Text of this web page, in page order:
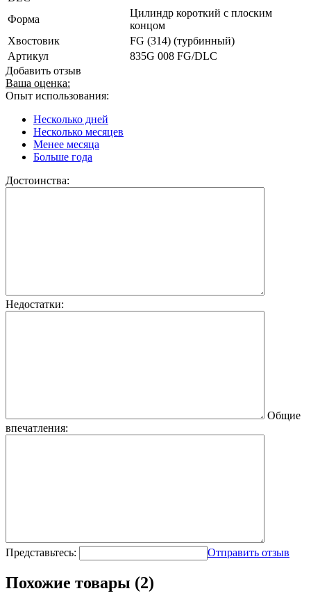
Форма
Цилиндр короткий с плоским
концом
Хвостовик
FG (314) (турбинный)
Артикул
835G 008 FG/DLC
Добавить отзыв
Ваша оценка:
Опыт использования:
Несколько дней
Несколько месяцев
Менее месяца
Больше года
Достоинства:
Недостатки:
Общие
впечатления:
Представьтесь: Отправить отзыв
Похожие товары (2)